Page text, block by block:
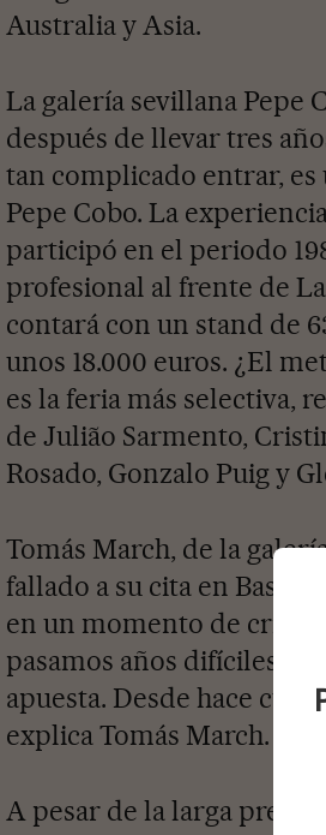
Australia y Asia.
La galería sevillana Pepe
después de llevar tres
tan complicado entrar, es
Pepe Cobo. La
participó en el periodo
profesional al frente de
contará con un stand de
unos 18.000 euros. ¿El
es la feria más selectiva,
de Julião Sarmento,
Rosado, Gonzalo Puig y
Tomás March, de la
fallado a su cita en
en un momento de crisis,
pasamos años difíciles,
apuesta. Desde hace
explica Tomás March.
A pesar de la larga